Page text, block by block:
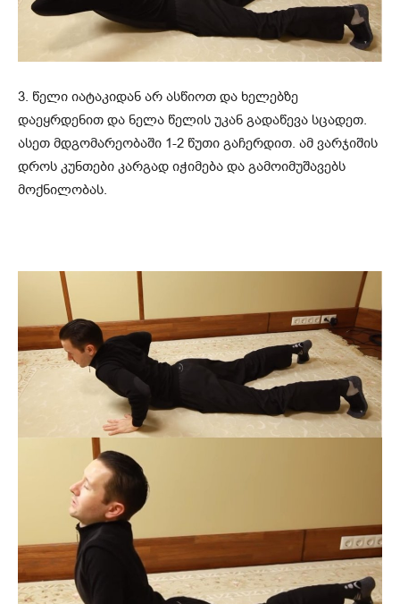
3. წელი იატაკიდან არ ასწიოთ და ხელებზე
დაეყრდენით და ნელა წელის უკან გადაწევა სცადეთ.
ასეთ მდგომარეობაში 1-2 წუთი გაჩერდით. ამ ვარჯიშის
დროს კუნთები კარგად იჭიმება და გამოიმუშავებს
მოქნილობას.